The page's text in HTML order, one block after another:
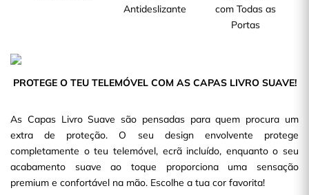
Antideslizante
com Todas as
Portas
PROTEGE O TEU TELEMÓVEL COM AS CAPAS LIVRO SUAVE!
As Capas Livro Suave são pensadas para quem procura um
extra de proteção. O seu design envolvente protege
completamente o teu telemóvel, ecrã incluído, enquanto o seu
acabamento suave ao toque proporciona uma sensação
premium e confortável na mão. Escolhe a tua cor favorita!